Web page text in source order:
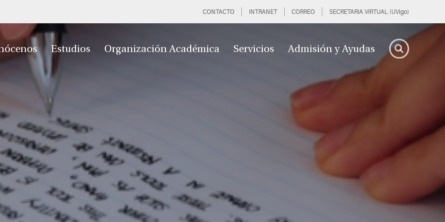
CONTACTO INTRANET CORREO SECRETARIA VIRTUAL (UVigo)
Estudios Organización Académica Servicios Admisión y Ayudas